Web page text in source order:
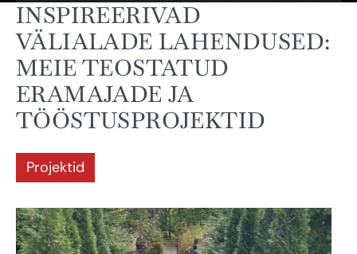
INSPIREERIVAD
VÄLIALADE LAHENDUSED:
MEIE TEOSTATUD
ERAMAJADE JA
TÖÖSTUSPROJEKTID
Projektid